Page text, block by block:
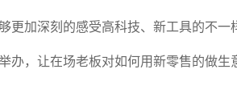
加深刻的感受高科技、新工具的不一
，让在场老板对如何用新零售的做生